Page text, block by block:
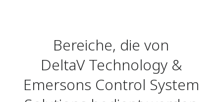
Bereiche, die von
DeltaV Technology &
Emersons Control System